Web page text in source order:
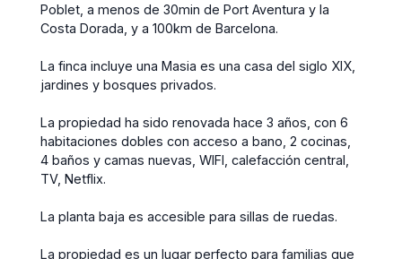
Poblet, a menos de 30min de Port Aventura y la
Costa Dorada, y a 100km de Barcelona.
La finca incluye una Masia es una casa del siglo XIX,
jardines y bosques privados.
La propiedad ha sido renovada hace 3 años, con 6
habitaciones dobles con acceso a bano, 2 cocinas,
4 baños y camas nuevas, WIFI, calefacción central,
TV, Netflix.
La planta baja es accesible para sillas de ruedas.
La propiedad es un lugar perfecto para familias que